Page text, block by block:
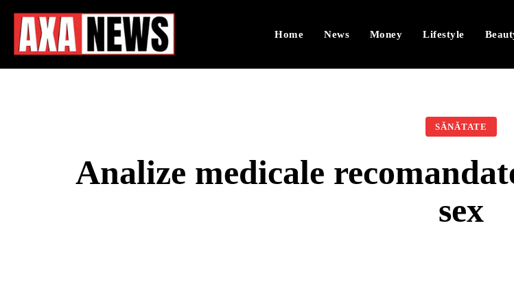
Home News Money Lifestyle
SĂNĂTATE
Analize medicale
sex